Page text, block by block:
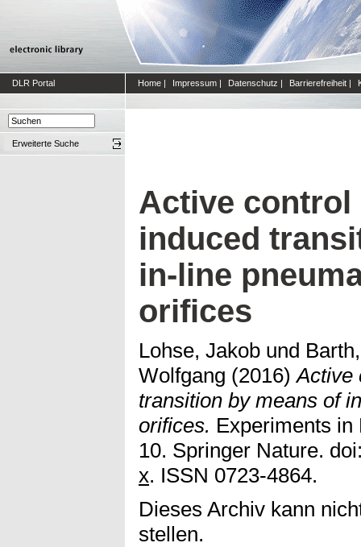
DLR Portal Home | Impressum | Datenschutz | Barrierefreiheit |
Erweiterte Suche
Active
induced
in-line
orifices
Lohse, Jakob und
Wolfgang (2016)Active
transition by means of
orifices. Experiments in
10. Springer Nature.
x. ISSN 0723-4864.
Dieses Archiv kann
stellen.